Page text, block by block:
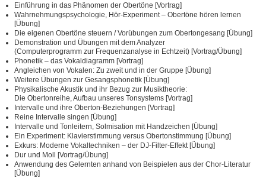
Einführung in das Phänomen der Obertöne [Vortrag]
Wahrnehmungspsychologie, Hör-Experiment – Obertöne hören lernen
[Übung]
Die eigenen Obertöne steuern / Vorübungen zum Obertongesang [Übung]
Demonstration und Übungen mit dem Analyzer
(Computerprogramm zur Frequenzanalyse in Echtzeit) [Vortrag/Übung]
Phonetik – das Vokaldiagramm [Vortrag]
Angleichen von Vokalen: Zu zweit und in der Gruppe [Übung]
Weitere Übungen zur Gesangsphonetik [Übung]
Physikalische Akustik und ihr Bezug zur Musiktheorie:
Die Obertonreihe, Aufbau unseres Tonsystems [Vortrag]
Intervalle und ihre Oberton-Beziehungen [Vortrag]
Reine Intervalle singen [Übung]
Intervalle und Tonleitern, Solmisation mit Handzeichen [Übung]
Ein Experiment: Klavierstimmung versus Obertonstimmung [Übung]
Exkurs: Moderne Vokaltechniken – der DJ-Filter-Effekt [Übung]
Dur und Moll [Vortrag/Übung]
Anwendung des Gelernten anhand von Beispielen aus der Chor-Literatur
[Übung]